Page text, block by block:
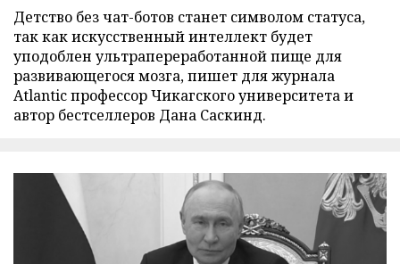
Детство без чат-ботов станет символом статуса,
так как искусственный интеллект будет
уподоблен ультрапереработанной пище для
развивающегося мозга, пишет для журнала
Atlantic профессор Чикагского университета и
автор бестселлеров Дана Саскинд.